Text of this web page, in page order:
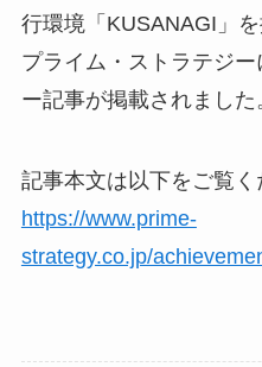
行環境「KUSANAGI」
プライム・ストラテジ
ー記事が掲載されました
記事本文は以下をご覧く
https://www.prime-
strategy.co.jp/